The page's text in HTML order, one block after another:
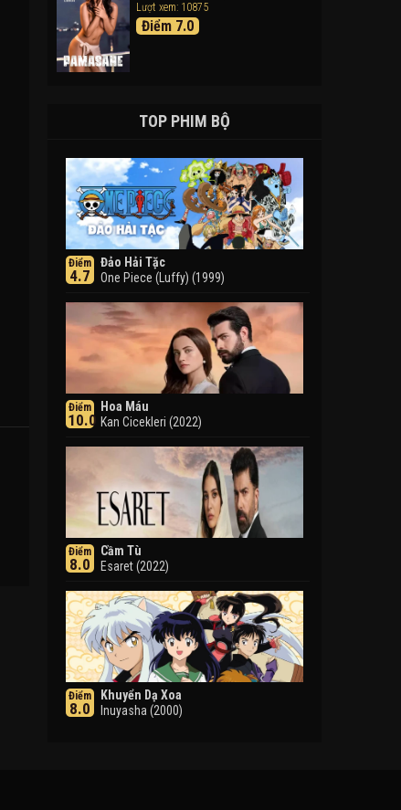
Lượt xem: 10875
Điểm 7.0
TOP PHIM BỘ
Điểm
4.7
Đảo Hải Tặc
One Piece (Luffy) (1999)
Điểm
10.0
Hoa Máu
Kan Cicekleri (2022)
Điểm
8.0
Cầm Tù
Esaret (2022)
Điểm
8.0
Khuyển Dạ Xoa
Inuyasha (2000)